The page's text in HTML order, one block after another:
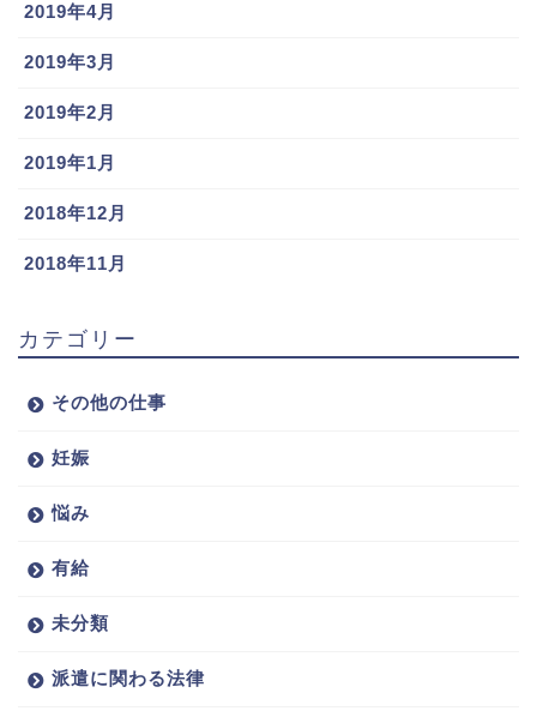
2019年4月
2019年3月
2019年2月
2019年1月
2018年12月
2018年11月
カテゴリー
その他の仕事
妊娠
悩み
有給
未分類
派遣に関わる法律